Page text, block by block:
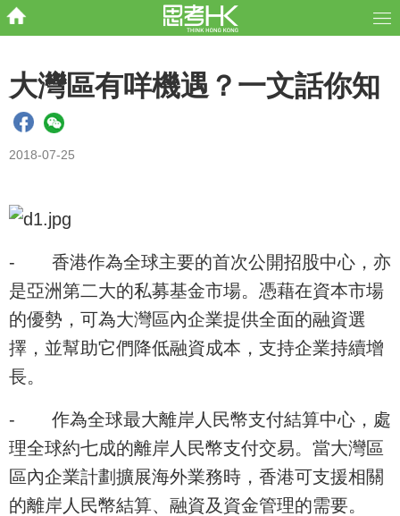
大灣區有咩機遇？一文話你知
2018-07-25
-
香港作為全球主要的首次公開招股中心，亦
是亞洲第二大的私募基金市場。憑藉在資本市場
的優勢，可為大灣區內企業提供全面的融資選
擇，並幫助它們降低融資成本，支持企業持續增
長。
-
作為全球最大離岸人民幣支付結算中心，處
理全球約七成的離岸人民幣支付交易。當大灣區
區內企業計劃擴展海外業務時，香港可支援相關
的離岸人民幣結算、融資及資金管理的需要。